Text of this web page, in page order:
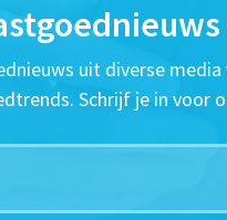
uit diverse media
Schrijf je in voor